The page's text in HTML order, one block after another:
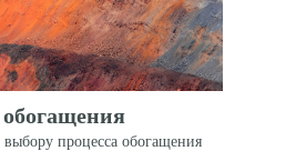
процесса обогащения